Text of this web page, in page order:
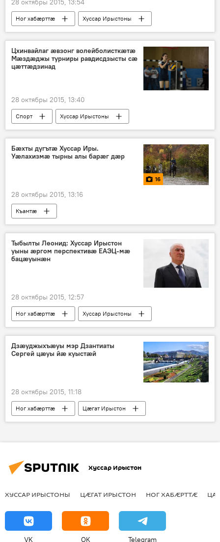
28 октябры 2015, 13:54
Ног хабӕрттӕ Хуссар Ирыстоны
Цхинвайлаг ӕвзонг волейболисткӕтӕ
Мӕздӕджы турниры равдисдзысты сӕ
цӕттӕдзинад
28 октябры 2015, 13:40
Спорт Хуссар Ирыстоны
Бӕхты дугътӕ Хуссар Иры.
Уӕлахизмӕ тырны алы барӕг дӕр
16
28 октябры 2015, 13:16
Къамтӕ
Тыбылты Леонид: Хуссар Ирыстон
уыны æргом перспективæ ЕАЭЦ-мæ
бацæуынæн
28 октябры 2015, 12:57
Ног хабӕрттӕ Хуссар Ирыстоны
Дзæуджыхъæуы мэр Дзантиаты
Сергей цæуы йæ куыстӕй
28 октябры 2015, 11:18
Ног хабӕрттӕ Цӕгат Ирыстон
Хуссар Ирыстон
ХУССАР ИРЫСТОНЫ ЦӔГАТ ИРЫСТОН НОГ ХАБӔРТТӔ
VK OK Telegram